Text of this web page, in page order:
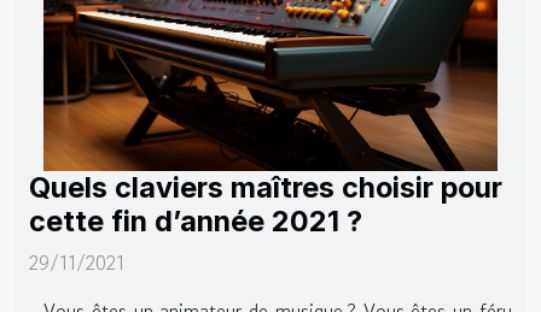
Quels claviers maîtres choisir pour
cette fin d’année 2021 ?
29/11/2021